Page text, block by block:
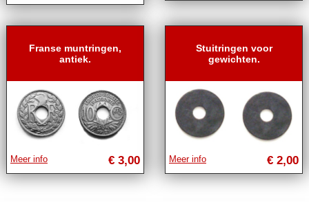
Franse muntringen,
antiek.
Meer info € 3,00
Stuitringen voor
gewichten.
Meer info € 2,00